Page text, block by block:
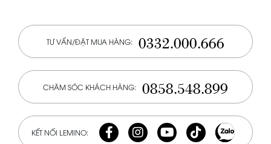
TƯ VẤN/ĐẶT MUA HÀNG: 0332.000.666
CHĂM SÓC KHÁCH HÀNG: 0858.548.899
KẾT NỐI LEMINO: